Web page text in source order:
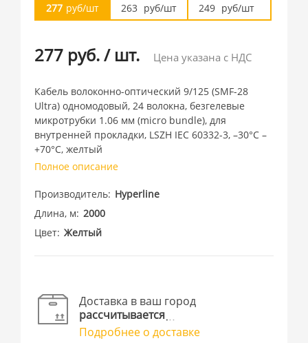
277 руб/шт
263 руб/шт
249 руб/шт
277 руб./ шт. Цена указана с НДС
Кабель волоконно-оптический 9/125 (SMF-28
Ultra) одномодовый, 24 волокна, безгелевые
микротрубки 1.06 мм (micro bundle), для
внутренней прокладки, LSZH IEC 60332-3, –30°C –
+70°C, желтый
Полное описание
Производитель Hyperline
Длина, м 2000
Цвет Желтый
Доставка в ваш город
рассчитывается
Подробнее о доставке